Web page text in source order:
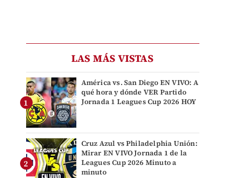
LAS MÁS VISTAS
América vs. San Diego EN VIVO: A
qué hora y dónde VER Partido
Jornada 1 Leagues Cup 2026 HOY
Cruz Azul vs Philadelphia Unión:
Mirar EN VIVO Jornada 1 de la
Leagues Cup 2026 Minuto a
minuto